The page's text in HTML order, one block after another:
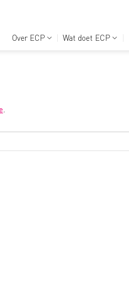
Over ECP Wat doet ECP